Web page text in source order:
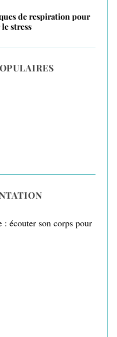
de respiration pour
stress